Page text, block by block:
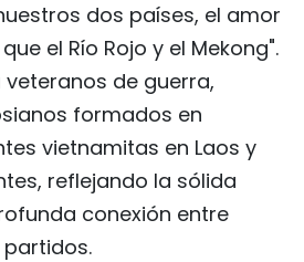
dos países, el amor
el Río Rojo y el Mekong".
veteranos de guerra,
formados en
vietnamitas en Laos y
reflejando la sólida
conexión entre